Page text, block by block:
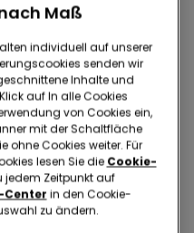
Gratis
Maß
individuell auf unserer
senden wir
Inhalte und
auf In alle Cookies
von Cookies ein,
mit der Schaltfläche
ohne Cookies weiter. Für
lesen Sie die Cookie-
jedem Zeitpunkt auf
Center in den Cookie-
zu ändern.